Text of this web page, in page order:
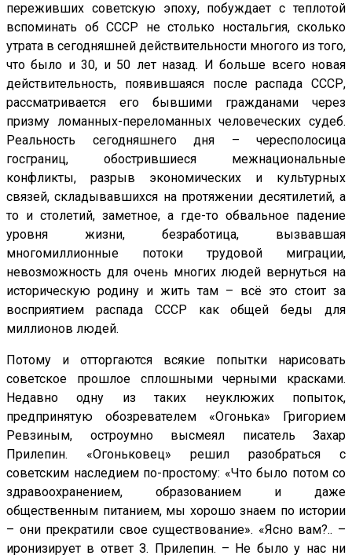
переживших советскую эпоху, побуждает с теплотой
вспоминать об СССР не столько ностальгия, сколько
утрата в сегодняшней действительности многого из того,
что было и 30, и 50 лет назад. И больше всего новая
действительность, появившаяся после распада СССР,
рассматривается его бывшими гражданами через
призму ломанных-переломанных человеческих судеб.
Реальность сегодняшнего дня – чересполосица
госграниц, обострившиеся межнациональные
конфликты, разрыв экономических и культурных
связей, складывавшихся на протяжении десятилетий, а
то и столетий, заметное, а где-то обвальное падение
уровня жизни, безработица, вызвавшая
многомиллионные потоки трудовой миграции,
невозможность для очень многих людей вернуться на
историческую родину и жить там – всё это стоит за
восприятием распада СССР как общей беды для
миллионов людей.
Потому и отторгаются всякие попытки нарисовать
советское прошлое сплошными черными красками.
Недавно одну из таких неуклюжих попыток,
предпринятую обозревателем «Огонька» Григорием
Ревзиным, остроумно высмеял писатель Захар
Прилепин. «Огоньковец» решил разобраться с
советским наследием по-простому: «Что было потом со
здравоохранением, образованием и даже
общественным питанием, мы хорошо знаем по истории
– они прекратили свое существование». «Ясно вам?.. –
иронизирует в ответ З. Прилепин. – Не было у нас ни